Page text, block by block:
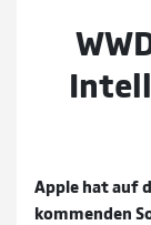
Apple hat auf
kommenden